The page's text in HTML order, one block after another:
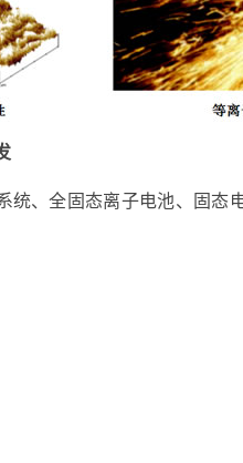
统、全固态离子电池、固态